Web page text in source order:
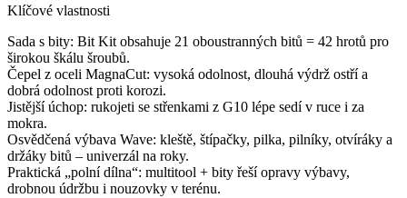
Klíčové vlastnosti
Sada s bity: Bit Kit obsahuje 21 oboustranných bitů = 42 hrotů pro
širokou škálu šroubů.
Čepel z oceli MagnaCut: vysoká odolnost, dlouhá výdrž ostří a
dobrá odolnost proti korozi.
Jistější úchop: rukojeti se střenkami z G10 lépe sedí v ruce i za
mokra.
Osvědčená výbava Wave: kleště, štípačky, pilka, pilníky, otvíráky a
držáky bitů – univerzál na roky.
Praktická „polní dílna“: multitool + bity řeší opravy výbavy,
drobnou údržbu i nouzovky v terénu.